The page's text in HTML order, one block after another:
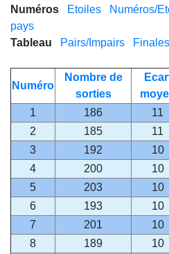
Numéros Etoiles Numéros/
pays
Tableau
Pairs/Impairs Finales
Numéro
Nombre de
sorties
1
186 11
2
185 11
3
192 10
4
200 10
5
203 10
6
193 10
7
201 10
8
189 10